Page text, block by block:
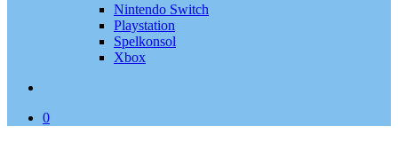
Nintendo Switch
Playstation
Spelkonsol
Xbox
0